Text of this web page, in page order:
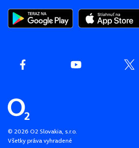
© 2026 O2 Slovakia, s.r.o.
Všetky práva vyhradené